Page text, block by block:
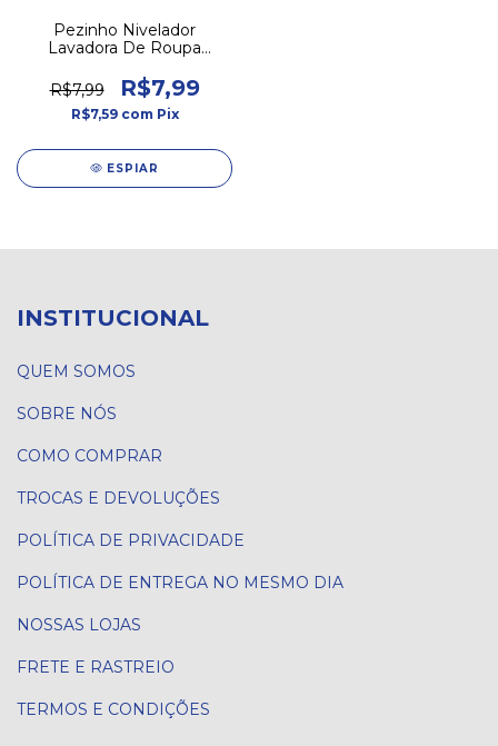
Pezinho Nivelador
Lavadora De Roupa
R$7,99
R$7,99
R$7,59 com Pix
ESPIAR
INSTITUCIONAL
QUEM SOMOS
SOBRE NÓS
COMO COMPRAR
TROCAS E DEVOLUÇÕES
POLÍTICA DE PRIVACIDADE
POLÍTICA DE ENTREGA NO MESMO DIA
NOSSAS LOJAS
FRETE E RASTREIO
TERMOS E CONDIÇÕES